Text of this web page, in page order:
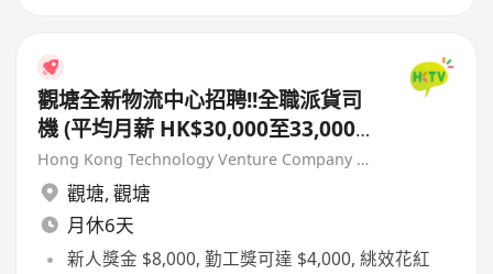
觀塘全新物流中心招聘!!全職派貨司
機 (平均月薪 HK$30,000至33,000)
[首3個月保證派貨津貼$7,000 另有
新人獎金$8,000#]
Hong Kong Technology Venture Company Limited(HKTV)
觀塘, 觀塘
月休6天
新人獎金 $8,000, 勤工獎可達 $4,000, 絩效花紅